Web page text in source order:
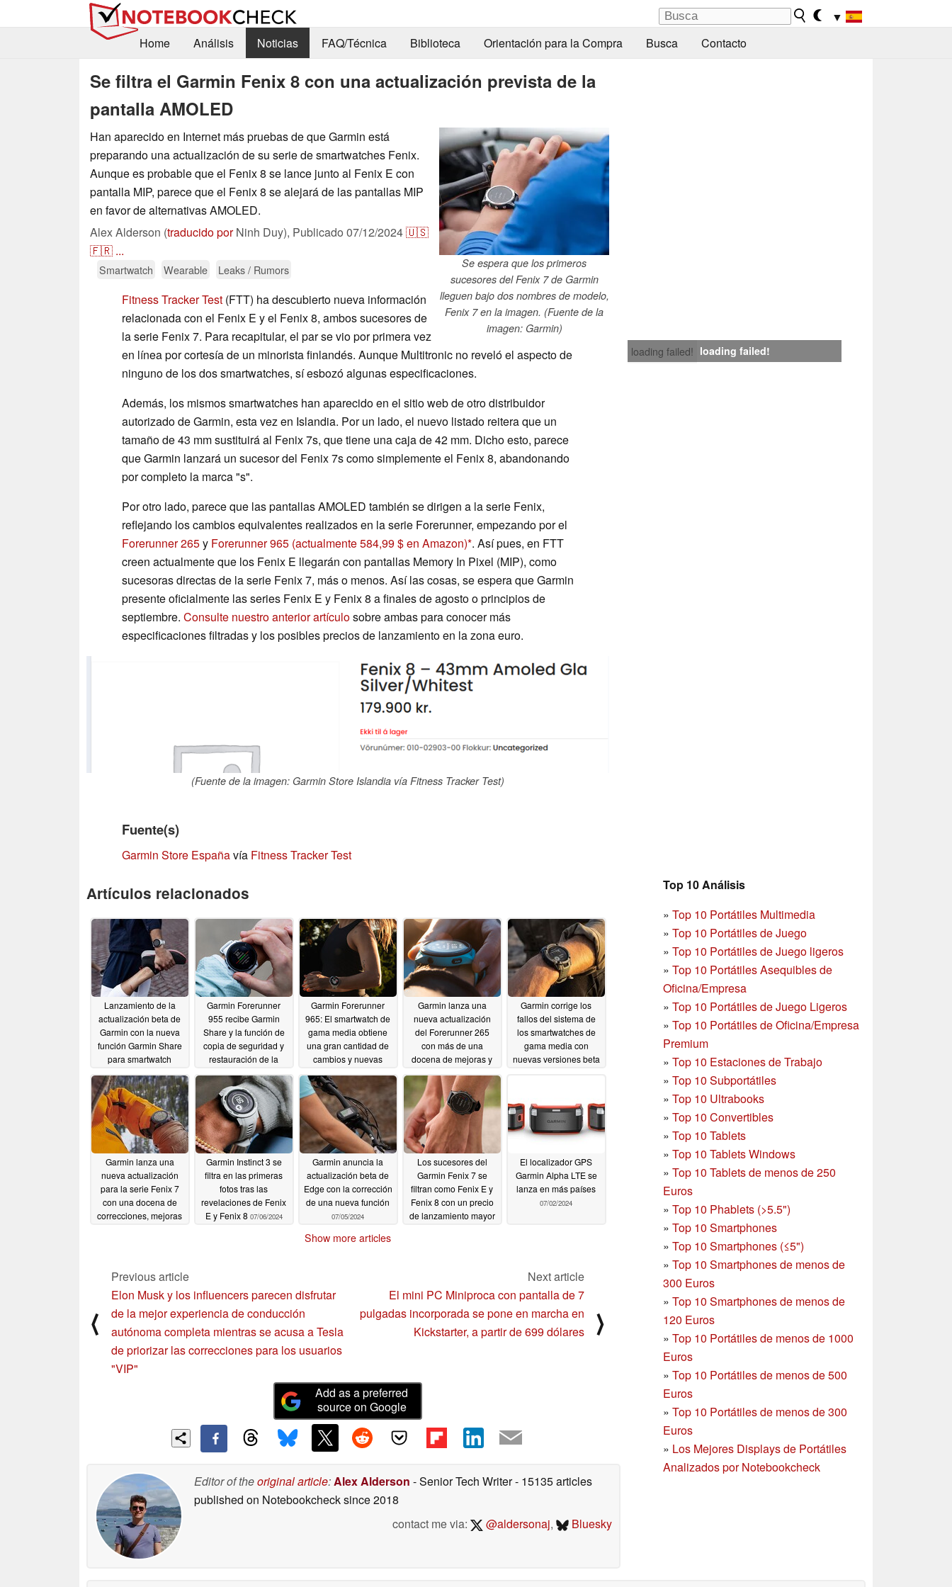
▼
Home
Análisis Noticias FAQ/Técnica Biblioteca Orientación para la Compra Busca Contacto
Se filtra el Garmin Fenix 8 con una actualización prevista de la
pantalla AMOLED
Se espera que los primeros
sucesores del Fenix 7 de Garmin
lleguen bajo dos nombres de modelo,
Fenix 7 en la imagen. (Fuente de la
imagen: Garmin)
Han aparecido en Internet más pruebas de que Garmin está
preparando una actualización de su serie de smartwatches Fenix.
Aunque es probable que el Fenix 8 se lance junto al Fenix E con
pantalla MIP, parece que el Fenix 8 se alejará de las pantallas MIP
en favor de alternativas AMOLED.
Alex Alderson (traducido porNinh Duy), Publicado 07/12/2024🇺🇸
🇫🇷 ...
Smartwatch Wearable Leaks / Rumors
loading failed! loading failed!
Fitness Tracker Test (FTT) ha descubierto nueva información
relacionada con el Fenix E y el Fenix 8, ambos sucesores de
la serie Fenix 7. Para recapitular, el par se vio por primera vez
en línea por cortesía de un minorista finlandés. Aunque Multitronic no reveló el aspecto de
ninguno de los dos smartwatches, sí esbozó algunas especificaciones.
Además, los mismos smartwatches han aparecido en el sitio web de otro distribuidor
autorizado de Garmin, esta vez en Islandia. Por un lado, el nuevo listado reitera que un
tamaño de 43 mm sustituirá al Fenix 7s, que tiene una caja de 42 mm. Dicho esto, parece
que Garmin lanzará un sucesor del Fenix 7s como simplemente el Fenix 8, abandonando
por completo la marca "s".
Por otro lado, parece que las pantallas AMOLED también se dirigen a la serie Fenix,
reflejando los cambios equivalentes realizados en la serie Forerunner, empezando por el
Forerunner 265y Forerunner 965 (actualmente 584,99 $ en Amazon) . Así pues, en FTT
creen actualmente que los Fenix E llegarán con pantallas Memory In Pixel (MIP), como
sucesoras directas de la serie Fenix 7, más o menos. Así las cosas, se espera que Garmin
presente oficialmente las series Fenix E y Fenix 8 a finales de agosto o principios de
septiembre. Consulte nuestro anterior artículosobre ambas para conocer más
especificaciones filtradas y los posibles precios de lanzamiento en la zona euro.
(Fuente de la imagen: Garmin Store Islandia vía Fitness Tracker Test)
Fuente(s)
Garmin Store Españavía Fitness Tracker Test
Top 10 Análisis
» Top 10 Portátiles Multimedia
» Top 10 Portátiles de Juego
» Top 10 Portátiles de Juego ligeros
» Top 10 Portátiles Asequibles de
Oficina/Empresa
» Top 10 Portátiles de Juego Ligeros
» Top 10 Portátiles de Oficina/Empresa
Premium
» Top 10 Estaciones de Trabajo
» Top 10 Subportátiles
» Top 10 Ultrabooks
» Top 10 Convertibles
» Top 10 Tablets
» Top 10 Tablets Windows
» Top 10 Tablets de menos de 250
Euros
» Top 10 Phablets (>5.5")
» Top 10 Smartphones
» Top 10 Smartphones (≤5")
» Top 10 Smartphones de menos de
300 Euros
» Top 10 Smartphonesde menos de
120 Euros
» Top 10 Portátiles de menos de 1000
Euros
» Top 10 Portátiles de menos de 500
Euros
» Top 10 Portátiles de menos de 300
Euros
» Los Mejores Displays de Portátiles
Analizados por Notebookcheck
Artículos relacionados
Lanzamiento de la
actualización beta de
Garmin con la nueva
función Garmin Share
para smartwatch
07/24/2024
Garmin Forerunner
955 recibe Garmin
Share y la función de
copia de seguridad y
restauración de la
dispositivo con una
nueva actualización
07/24/2024
Garmin Forerunner
965: El smartwatch de
gama media obtiene
una gran cantidad de
cambios y nuevas
actualización
07/24/2024
Garmin lanza una
nueva actualización
del Forerunner 265
con más de una
docena de mejoras y
07/23/2024
Garmin corrige los
fallos del sistema de
los smartwatches de
gama media con
nuevas versiones beta
Garmin lanza una
nueva actualización
para la serie Fenix 7
con una docena de
correcciones, mejoras
Garmin Instinct 3 se
filtra en las primeras
fotos tras las
revelaciones de Fenix
E y Fenix 8 07/06/2024
Garmin anuncia la
actualización beta de
Edge con la corrección
de una nueva función
07/05/2024
Los sucesores del
Garmin Fenix 7 se
filtran como Fenix E y
Fenix 8 con un precio
de lanzamiento mayor
El localizador GPS
Garmin Alpha LTE se
lanza en más países
07/02/2024
Show more articles
⟨
Previous article
Elon Musk y los influencers parecen disfrutar
de la mejor experiencia de conducción
autónoma completa mientras se acusa a Tesla
de priorizar las correcciones para los usuarios
"VIP"
Next article
El mini PC Miniproca con pantalla de 7
pulgadas incorporada se pone en marcha en
Kickstarter, a partir de 699 dólares
⟩
Add as a preferred
source on Google
Editor of theoriginal article:Alex Alderson - Senior Tech Writer- 15135 articles
published on Notebookchecksince 2018
contact me via:
@aldersonaj, Bluesky